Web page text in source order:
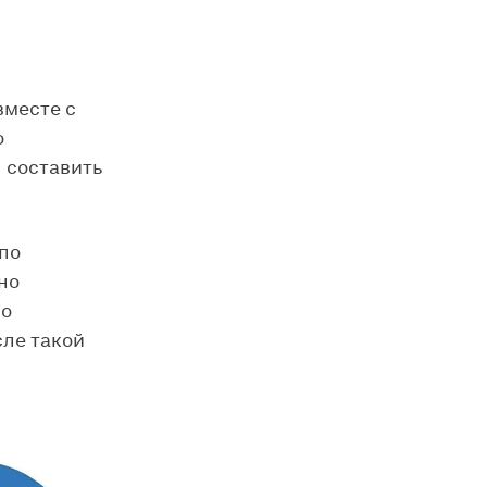
с
такой